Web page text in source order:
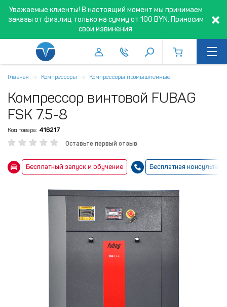
Уважаемые клиенты! В настоящий момент мы принимаем
заказы от физ.лиц только на сумму от 100 BYN. Приносим
свои извинения.
Главная Компрессоры Компрессоры промышленные
Компрессор винтовой FUBAG
FSK 7.5-8
Код товара: 416217
Оставьте первый отзыв
Бесплатный запуск и обучение Бесплатная